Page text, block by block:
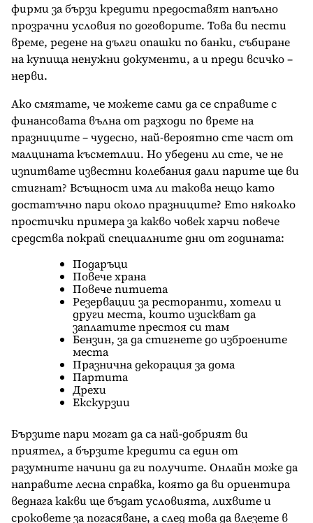
фирми за бързи кредити предоставят напълно
прозрачни условия по договорите. Това ви пести
време, редене на дълги опашки по банки, събиране
на купища ненужни документи, а и преди всичко –
нерви.
Ако смятате, че можете сами да се справите с
финансовата вълна от разходи по време на
празниците – чудесно, най-вероятно сте част от
малцината късметлии. Но убедени ли сте, че не
изпитвате известни колебания дали парите ще ви
стигнат? Всъщност има ли такова нещо като
достатъчно пари около празниците? Ето няколко
простички примера за какво човек харчи повече
средства покрай специалните дни от годината:
Подаръци
Повече храна
Повече питиета
Резервации за ресторанти, хотели и
други места, които изискват да
заплатите престоя си там
Бензин, за да стигнете до изброените
места
Празнична декорация за дома
Партита
Дрехи
Екскурзии
Бързите пари могат да са най-добрият ви
приятел, а бързите кредити са един от
разумните начини да ги получите. Онлайн може да
направите лесна справка, която да ви ориентира
веднага какви ще бъдат условията, лихвите и
сроковете за погасяване, а след това да влезете в